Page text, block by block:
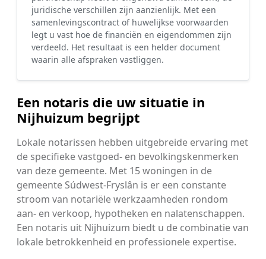
juridische verschillen zijn aanzienlijk. Met een
samenlevingscontract of huwelijkse voorwaarden
legt u vast hoe de financiën en eigendommen zijn
verdeeld. Het resultaat is een helder document
waarin alle afspraken vastliggen.
Een notaris die uw situatie in
Nijhuizum begrijpt
Lokale notarissen hebben uitgebreide ervaring met
de specifieke vastgoed- en bevolkingskenmerken
van deze gemeente. Met 15 woningen in de
gemeente Súdwest-Fryslân is er een constante
stroom van notariële werkzaamheden rondom
aan- en verkoop, hypotheken en nalatenschappen.
Een notaris uit Nijhuizum biedt u de combinatie van
lokale betrokkenheid en professionele expertise.